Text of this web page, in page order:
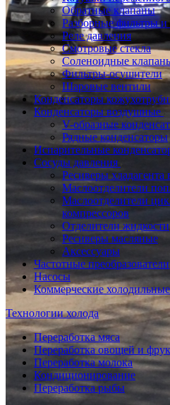
Обратные клапаны
Разборные фильтры и
Реле давления
Смотровые стекла
Соленоидные
Фильтры-осушители
Шаровые вентили
Конденсаторы
Конденсаторы воздушные
V-образные
Рядные конденсаторы
Испарительные
Сосуды давления
Ресиверы хладагента
Маслоотделители
Маслоотделители
компрессоров
Отделители жидкости
Ресиверы масляные
Аксессуары
Частотные преобразователи
Насосы
Коммерческие
Технологии холода
Переработка мяса
Переработка овощей и
Переработка молока
Кондиционирование
Переработка рыбы